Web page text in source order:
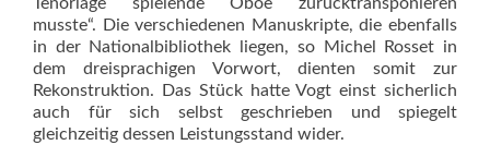
musste“. Die verschiedenen Manuskripte, die ebenfalls
in der Nationalbibliothek liegen, so Michel Rosset in
dem dreisprachigen Vorwort, dienten somit zur
Rekonstruktion. Das Stück hatte Vogt einst sicherlich
auch für sich selbst geschrieben und spiegelt
gleichzeitig dessen Leistungsstand wider.